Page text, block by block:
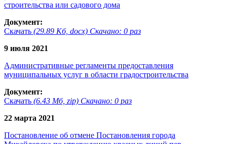
строительства или садового дома
Документ:
Скачать (29.89 Кб, docx) Скачано: 0 раз
9 июля 2021
Административные регламенты предоставления
муниципальных услуг в области градостроительства
Документ:
Скачать (6.43 Мб, zip) Скачано: 0 раз
22 марта 2021
Постановление об отмене Постановления города